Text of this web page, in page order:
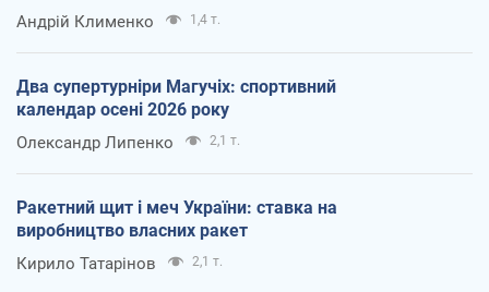
Андрій Клименко 1,4 т.
Два супертурніри Магучіх: спортивний
календар осені 2026 року
Олександр Липенко 2,1 т.
Ракетний щит і меч України: ставка на
виробництво власних ракет
Кирило Татарінов 2,1 т.